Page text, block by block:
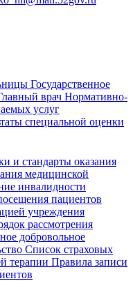
Государственное
врач Нормативно-
услуг
специальной оценки
и стандарты оказания
медицинской
инвалидности
пациентов
учреждения
рассмотрения
добровольное
Список страховых
терапии Правила записи